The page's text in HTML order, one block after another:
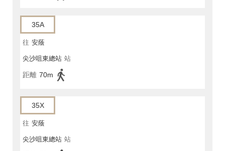
35A
往 安蔭
尖沙咀東總站 站
距離 70m
35X
往 安蔭
尖沙咀東總站 站